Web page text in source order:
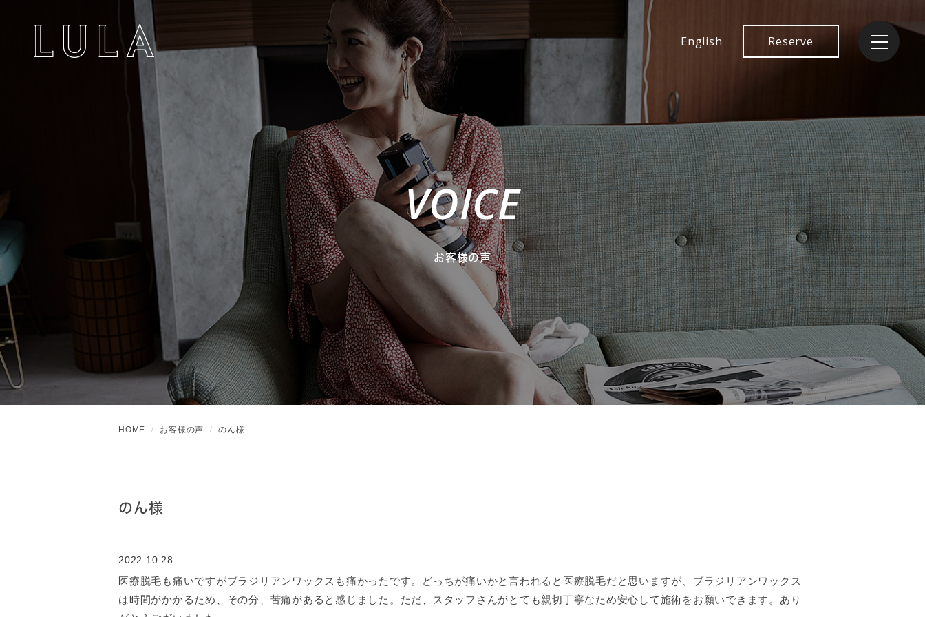
English Reserve
VOICE
お客様の声
HOME お客様の声 のん様
のん様
2022.10.28
医療脱毛も痛いですがブラジリアンワックスも痛かったです。どっちが痛いかと言われると医療脱毛だと思いますが、ブラジリアンワックス
は時間がかかるため、その分、苦痛があると感じました。ただ、スタッフさんがとても親切丁寧なため安心して施術をお願いできます。あり